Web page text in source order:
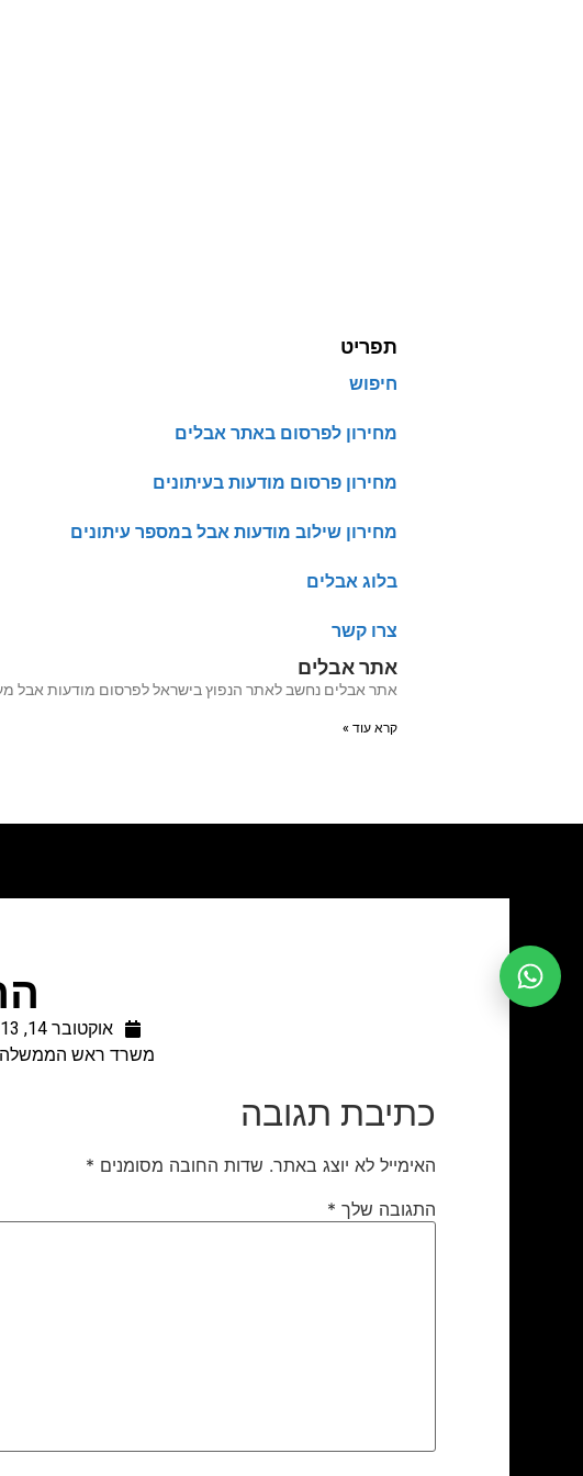
תפריט
חיפוש
מחירון לפרסום באתר אבלים
מחירון פרסום מודעות בעיתונים
מחירון שילוב מודעות אבל במספר עיתונים
בלוג אבלים
צרו קשר
אתר אבלים
אתר אבלים נחשב לאתר הנפוץ בישראל לפרסום מודעות אבל מעל 20 שנה האתר עבר לאחרונה שדרוג מערכות על
קרא עוד »
אוקטובר 14, 2013
משרד ראש הממשלה,
כתיבת תגובה
האימייל לא יוצג באתר. שדות החובה מסומנים *
התגובה שלך *